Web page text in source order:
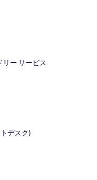
リー サービス
デスク)